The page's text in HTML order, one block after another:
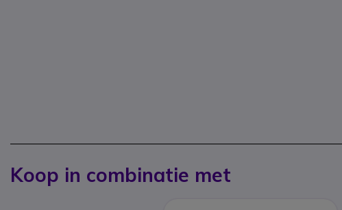
Koop in combinatie met